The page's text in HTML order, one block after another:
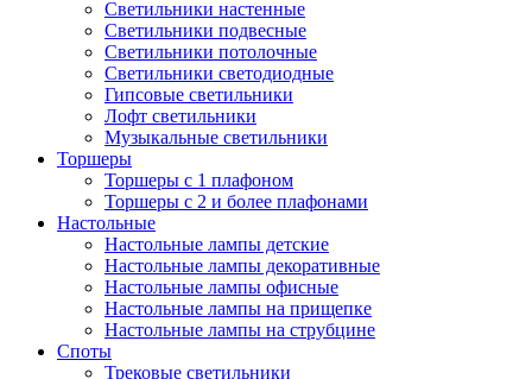
Светильники настенные
Светильники подвесные
Светильники потолочные
Светильники светодиодные
Гипсовые светильники
Лофт светильники
Музыкальные светильники
Торшеры
Торшеры с 1 плафоном
Торшеры с 2 и более плафонами
Настольные
Настольные лампы детские
Настольные лампы декоративные
Настольные лампы офисные
Настольные лампы на прищепке
Настольные лампы на струбцине
Споты
Трековые светильники